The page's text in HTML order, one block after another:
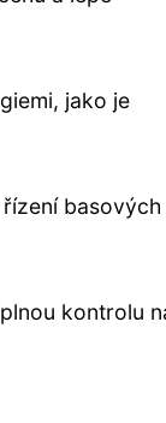
jako je
basových
kontrolu